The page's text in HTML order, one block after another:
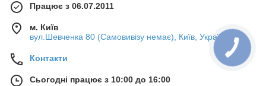
Працює з 06.07.2011
м. Київ
вул.Шевченка 80 (Самовивізу немає), Київ, Україна
Контакти
Сьогодні працює з 10:00 до 16:00